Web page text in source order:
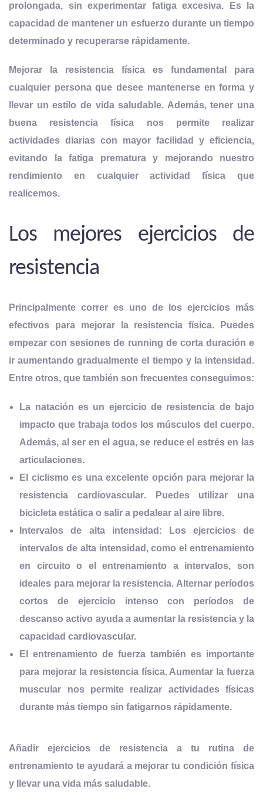
prolongada, sin experimentar fatiga excesiva. Es la
capacidad de mantener un esfuerzo durante un tiempo
determinado y recuperarse rápidamente.
Mejorar la resistencia física es fundamental para
cualquier persona que desee mantenerse en forma y
llevar un estilo de vida saludable. Además, tener una
buena resistencia física nos permite realizar
actividades diarias con mayor facilidad y eficiencia,
evitando la fatiga prematura y mejorando nuestro
rendimiento en cualquier actividad física que
realicemos.
Los mejores ejercicios de
resistencia
Principalmente correr es uno de los ejercicios más
efectivos para mejorar la resistencia física. Puedes
empezar con sesiones de running de corta duración e
ir aumentando gradualmente el tiempo y la intensidad.
Entre otros, que también son frecuentes conseguimos:
La natación es un ejercicio de resistencia de bajo
impacto que trabaja todos los músculos del cuerpo.
Además, al ser en el agua, se reduce el estrés en las
articulaciones.
El ciclismo es una excelente opción para mejorar la
resistencia cardiovascular. Puedes utilizar una
bicicleta estática o salir a pedalear al aire libre.
Intervalos de alta intensidad: Los ejercicios de
intervalos de alta intensidad, como el entrenamiento
en circuito o el entrenamiento a intervalos, son
ideales para mejorar la resistencia. Alternar períodos
cortos de ejercicio intenso con períodos de
descanso activo ayuda a aumentar la resistencia y la
capacidad cardiovascular.
El entrenamiento de fuerza también es importante
para mejorar la resistencia física. Aumentar la fuerza
muscular nos permite realizar actividades físicas
durante más tiempo sin fatigarnos rápidamente.
Añadir ejercicios de resistencia a tu rutina de
entrenamiento te ayudará a mejorar tu condición física
y llevar una vida más saludable.